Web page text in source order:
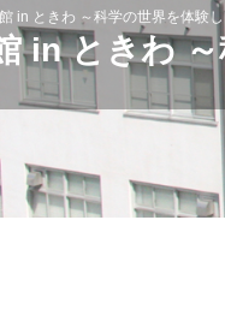
館 in ときわ ～科学の世界を体験
in ときわ